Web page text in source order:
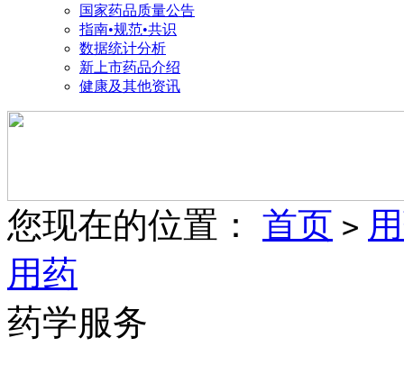
国家药品质量公告
指南•规范•共识
数据统计分析
新上市药品介绍
健康及其他资讯
您现在的位置： 首页 >
用药
药学服务